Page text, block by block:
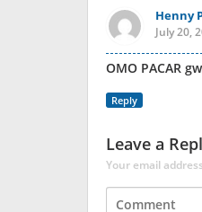
Henny
July 20,
OMO PACAR
Reply
Leave a
Your email